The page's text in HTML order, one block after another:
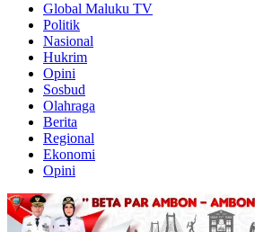
Global Maluku TV
Politik
Nasional
Hukrim
Opini
Sosbud
Olahraga
Berita
Regional
Ekonomi
Opini